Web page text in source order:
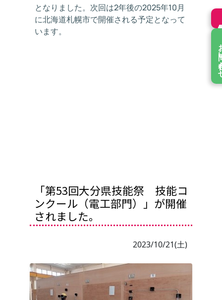
となりました。次回は2年後の2025年10月
に北海道札幌市で開催される予定となって
います。
「第53回大分県技能祭 技能コ
ンクール（電工部門）」が開催
されました。
2023/10/21(土)
お